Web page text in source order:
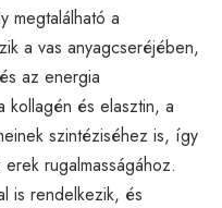
megtalálható a
a vas anyagcseréjében,
az energia
kollagén és elasztin, a
szintéziséhez is, így
rugalmasságához.
is rendelkezik, és